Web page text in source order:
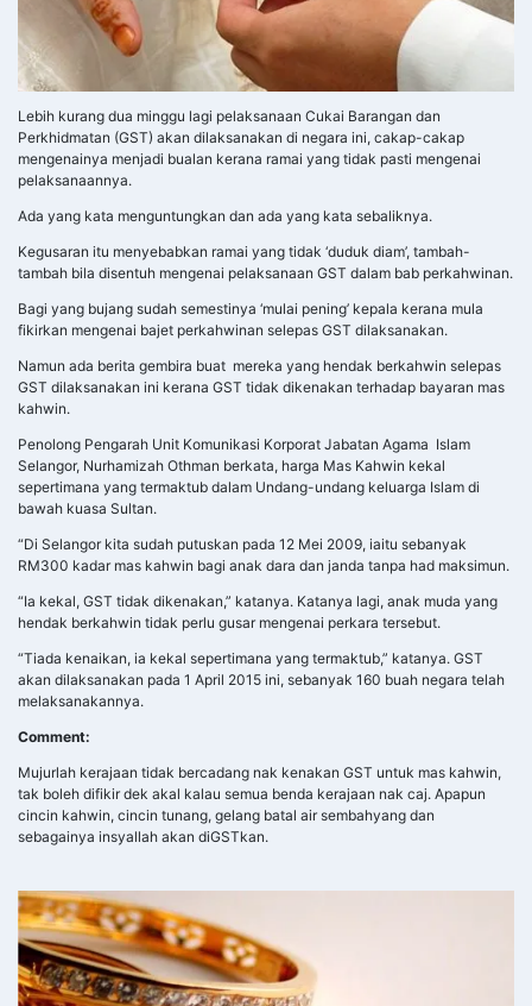
Lebih kurang dua minggu lagi pelaksanaan Cukai Barangan dan
Perkhidmatan (GST) akan dilaksanakan di negara ini, cakap-cakap
mengenainya menjadi bualan kerana ramai yang tidak pasti mengenai
pelaksanaannya.
Ada yang kata menguntungkan dan ada yang kata sebaliknya.
Kegusaran itu menyebabkan ramai yang tidak ‘duduk diam’, tambah-
tambah bila disentuh mengenai pelaksanaan GST dalam bab perkahwinan.
Bagi yang bujang sudah semestinya ‘mulai pening’ kepala kerana mula
fikirkan mengenai bajet perkahwinan selepas GST dilaksanakan.
Namun ada berita gembira buat mereka yang hendak berkahwin selepas
GST dilaksanakan ini kerana GST tidak dikenakan terhadap bayaran mas
kahwin.
Penolong Pengarah Unit Komunikasi Korporat Jabatan Agama Islam
Selangor, Nurhamizah Othman berkata, harga Mas Kahwin kekal
sepertimana yang termaktub dalam Undang-undang keluarga Islam di
bawah kuasa Sultan.
“Di Selangor kita sudah putuskan pada 12 Mei 2009, iaitu sebanyak
RM300 kadar mas kahwin bagi anak dara dan janda tanpa had maksimun.
“Ia kekal, GST tidak dikenakan,” katanya. Katanya lagi, anak muda yang
hendak berkahwin tidak perlu gusar mengenai perkara tersebut.
“Tiada kenaikan, ia kekal sepertimana yang termaktub,” katanya. GST
akan dilaksanakan pada 1 April 2015 ini, sebanyak 160 buah negara telah
melaksanakannya.
Comment:
Mujurlah kerajaan tidak bercadang nak kenakan GST untuk mas kahwin,
tak boleh difikir dek akal kalau semua benda kerajaan nak caj. Apapun
cincin kahwin, cincin tunang, gelang batal air sembahyang dan
sebagainya insyallah akan diGSTkan.